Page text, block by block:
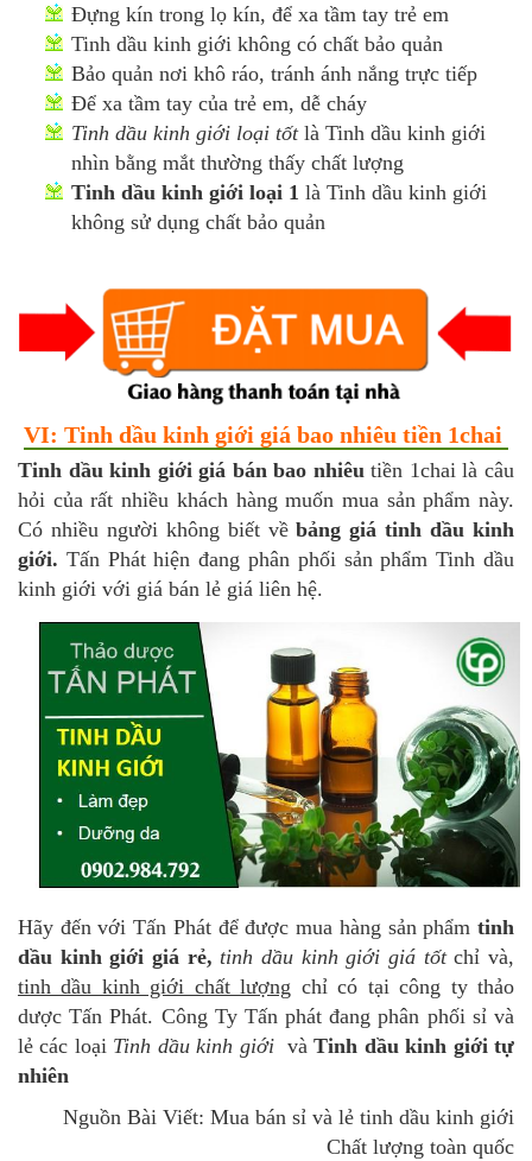
Đựng kín trong lọ kín, để xa tầm tay trẻ em
Tinh dầu kinh giới không có chất bảo quản
Bảo quản nơi khô ráo, tránh ánh nắng trực tiếp
Để xa tầm tay của trẻ em, dễ cháy
Tinh dầu kinh giới loại tốtlà Tinh dầu kinh giới
nhìn bằng mắt thường thấy chất lượng
Tinh dầu kinh giới loại 1 là Tinh dầu kinh giới
không sử dụng chất bảo quản
VI: Tinh dầu kinh giới giá bao nhiêu tiền 1chai
Tinh dầu kinh giới giá bán bao nhiêutiền 1chai là câu
hỏi của rất nhiều khách hàng muốn mua sản phẩm này.
Có nhiều người không biết vềbảng giá tinh dầu kinh
giới. Tấn Phát hiện đang phân phối sản phẩm Tinh dầu
kinh giới với giá bán lẻ giá liên hệ.
Hãy đến với Tấn Phát để được mua hàng sản phẩm tinh
dầu kinh giới giá rẻ, tinh dầu kinh giới giá tốtchỉ và,
tinh dầu kinh giới chất lượng chỉ có tại công ty thảo
dược Tấn Phát. Công Ty Tấn phát đang phân phối sỉ và
lẻ các loại Tinh dầu kinh giới vàTinh dầu kinh giới tự
nhiên
Nguồn Bài Viết: Mua bán sỉ và lẻ tinh dầu kinh giới
Chất lượng toàn quốc